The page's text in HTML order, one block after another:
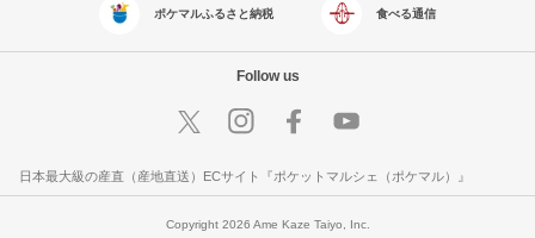
ポケマルふるさと納税 食べる通信
Follow us
日本最大級の産直（産地直送）ECサイト『ポケットマルシェ（ポケマル）』
Copyright 2026 Ame Kaze Taiyo, Inc.